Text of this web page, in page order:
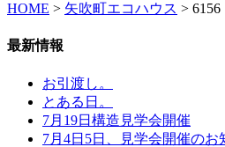
HOME > 矢吹町エコハウス > 6156
最新情報
お引渡し。
とある日。
7月19日構造見学会開催
7月4日5日、見学会開催のお